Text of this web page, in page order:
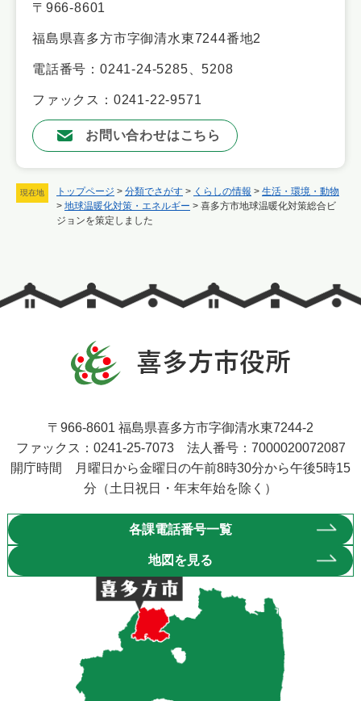
現在地 トップページ > 分類でさがす > くらしの情報 > 生活・環境・動物
> 地球温暖化対策・エネルギー > 喜多方市地球温暖化対策総合ビ
ジョンを策定しました
〒966-8601
福島県喜多方市字御清水東7244番地2
電話番号：0241-24-5285、5208
ファックス：0241-22-9571
お問い合わせはこちら
〒966-8601 福島県喜多方市字御清水東7244-2
ファックス：0241-25-7073 法人番号：7000020072087
開庁時間 月曜日から金曜日の午前8時30分から午後5時15
分（土日祝日・年末年始を除く）
各課電話番号一覧
地図を見る